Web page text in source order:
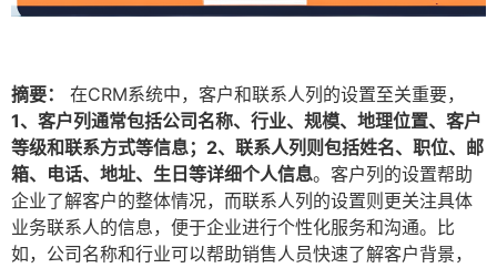
摘要：
在CRM系统中，客户和联系人列的设置至关重要，
1、客户列通常包括公司名称、行业、规模、地理位置、客户
等级和联系方式等信息；2、联系人列则包括姓名、职位、邮
箱、电话、地址、生日等详细个人信息。客户列的设置帮助
企业了解客户的整体情况，而联系人列的设置则更关注具体
业务联系人的信息，便于企业进行个性化服务和沟通。比
如，公司名称和行业可以帮助销售人员快速了解客户背景，